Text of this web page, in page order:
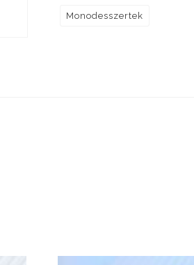
mennyiség
Monodesszertek